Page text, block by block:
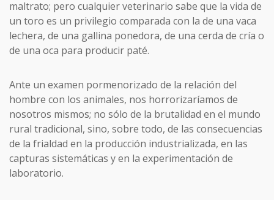
maltrato; pero cualquier veterinario sabe que la vida de
un toro es un privilegio comparada con la de una vaca
lechera, de una gallina ponedora, de una cerda de cría o
de una oca para producir paté.
Ante un examen pormenorizado de la relación del
hombre con los animales, nos horrorizaríamos de
nosotros mismos; no sólo de la brutalidad en el mundo
rural tradicional, sino, sobre todo, de las consecuencias
de la frialdad en la producción industrializada, en las
capturas sistemáticas y en la experimentación de
laboratorio.